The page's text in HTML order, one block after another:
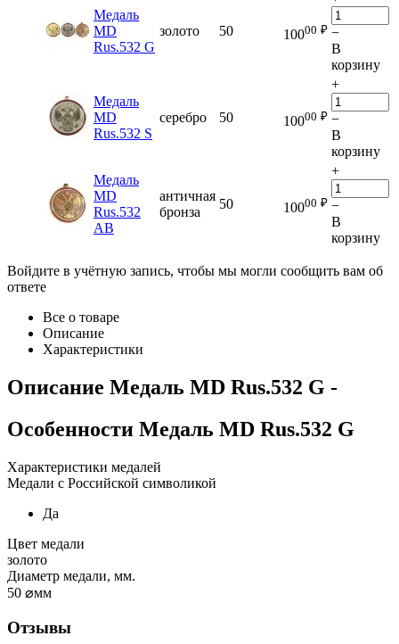
Медаль
MD
Rus.532 G
золото 50 10000 ₽ −
В
корзину
Медаль
MD
Rus.532 S
серебро 50 10000 ₽
+
−
В
корзину
Медаль
MD
Rus.532
AB
античная
бронза
50 10000 ₽
+
−
В
корзину
Войдите в учётную запись, чтобы мы могли сообщить вам об
ответе
Все о товаре
Описание
Характеристики
Описание Медаль MD Rus.532 G -
Особенности Медаль MD Rus.532 G
Характеристики медалей
Медали с Российской символикой
Да
Цвет медали
золото
Диаметр медали, мм.
50 ⌀мм
Отзывы